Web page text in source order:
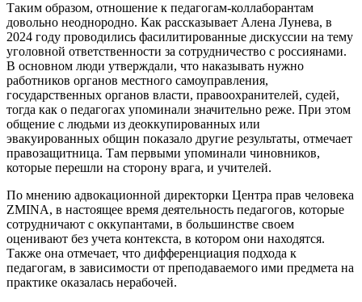
Таким образом, отношение к педагогам-коллаборантам
довольно неоднородно. Как рассказывает Алена Лунева, в
2024 году проводились фасилитированные дискуссии на тему
уголовной ответственности за сотрудничество с россиянами.
В основном люди утверждали, что наказывать нужно
работников органов местного самоуправления,
государственных органов власти, правоохранителей, судей,
тогда как о педагогах упоминали значительно реже. При этом
общение с людьми из деоккупированных или
эвакуированных общин показало другие результаты, отмечает
правозащитница. Там первыми упоминали чиновников,
которые перешли на сторону врага, и учителей.
По мнению адвокационной директорки Центра прав человека
ZMINA, в настоящее время деятельность педагогов, которые
сотрудничают с оккупантами, в большинстве своем
оценивают без учета контекста, в котором они находятся.
Также она отмечает, что дифференциация подхода к
педагогам, в зависимости от преподаваемого ими предмета на
практике оказалась нерабочей.